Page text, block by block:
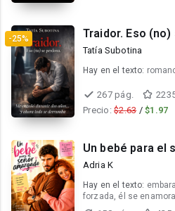
-25% Traidor. Eso (no)
Tatía Subotina
Hay en el texto:
267 pág.
Precio: $2.63/ $1.97
Un bebé para el
Adria K
Hay en el texto:
forzada, él se